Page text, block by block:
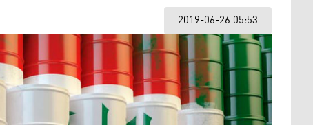
2019-06-26 05:53